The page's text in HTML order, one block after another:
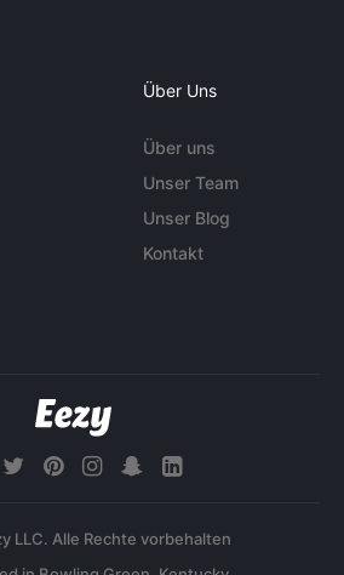
Über Uns
Über uns
Unser Team
Unser Blog
Kontakt
LLC. Alle Rechte vorbehalten